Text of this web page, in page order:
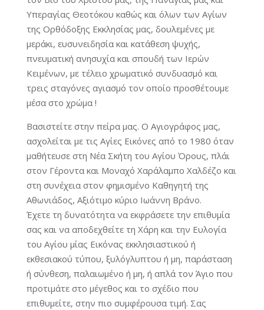
Υπεραγίας Θεοτόκου καθώς και όλων των Αγίων
της Ορθόδοξης Εκκλησίας μας, δουλεμένες με
μεράκι, ευσυνειδησία και κατάθεση ψυχής,
πνευματική ανησυχία και σπουδή των Ιερών
Κειμένων, με τέλειο χρωματικό συνδυασμό και
τρεις σταγόνες αγιασμό τον οποίο προσθέτουμε
μέσα στο χρώμα !
Βασιστείτε στην πείρα μας. Ο Αγιογράφος μας,
ασχολείται με τις Αγίες Εικόνες από το 1980 όταν
μαθήτευσε στη Νέα Σκήτη του Αγίου Όρους, πλάι
στον Γέροντα και Μοναχό Χαράλαμπο Χαλδέζο και
στη συνέχεια στον φημισμένο Καθηγητή της
Αθωνιάδος, Αξιότιμο κύριο Ιωάννη Βράνο.
Έχετε τη δυνατότητα να εκφράσετε την επιθυμία
σας και να αποδεχθείτε τη Χάρη και την Ευλογία
του Αγίου μίας Εικόνας εκκλησιαστικού ή
εκθεσιακού τύπου, ξυλόγλυπτου ή μη, παράσταση
ή σύνθεση, παλαιωμένο ή μη, ή απλά τον Άγιο που
προτιμάτε στο μέγεθος και το σχέδιο που
επιθυμείτε, στην πιο συμφέρουσα τιμή. Σας